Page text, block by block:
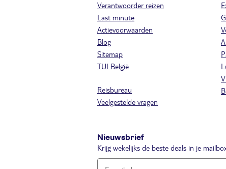
Verantwoorder reizen
Last minute
Actievoorwaarden
Blog
Sitemap
TUI België
Reisbureau
Veelgestelde vragen
Nieuwsbrief
Krijg wekelijks de beste deals in je